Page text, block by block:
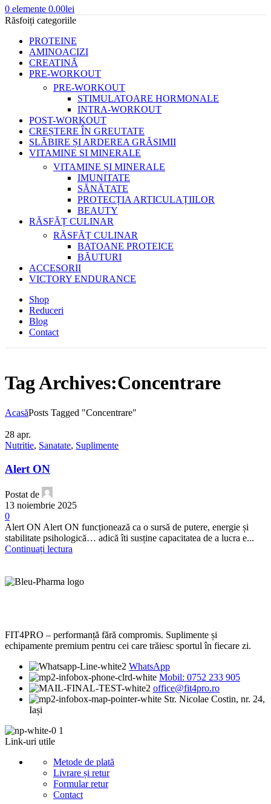
0 elemente 0.00lei
Răsfoiți categoriile
PROTEINE
AMINOACIZI
CREATINĂ
PRE-WORKOUT
PRE-WORKOUT
STIMULATOARE HORMONALE
INTRA-WORKOUT
POST-WORKOUT
CREȘTERE ÎN GREUTATE
SLĂBIRE ȘI ARDEREA GRĂSIMII
VITAMINE SI MINERALE
VITAMINE ȘI MINERALE
IMUNITATE
SĂNĂTATE
PROTECȚIA ARTICULAȚIILOR
BEAUTY
RĂSFĂȚ CULINAR
RĂSFĂȚ CULINAR
BATOANE PROTEICE
BĂUTURI
ACCESORII
VICTORY ENDURANCE
Shop
Reduceri
Blog
Contact
Tag Archives:Concentrare
AcasăPosts Tagged "Concentrare"
28 apr.
Nutritie, Sanatate, Suplimente
Alert ON
Postat de
13 noiembrie 2025
0
Alert ON Alert ON funcționează ca o sursă de putere, energie și
stabilitate psihologică… adică îti susține capacitatea de a lucra e...
Continuați lectura
FIT4PRO – performanță fără compromis. Suplimente și
echipamente premium pentru cei care trăiesc sportul în fiecare zi.
WhatsApp
Mobil: 0752 233 905
office@fit4pro.ro
Str. Nicolae Costin, nr. 24,
Iași
Link-uri utile
Metode de plată
Livrare și retur
Formular retur
Contact